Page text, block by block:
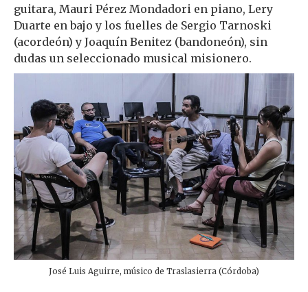
guitara, Mauri Pérez Mondadori en piano, Lery
Duarte en bajo y los fuelles de Sergio Tarnoski
(acordeón) y Joaquín Benitez (bandoneón), sin
dudas un seleccionado musical misionero.
José Luis Aguirre, músico de Traslasierra (Córdoba)